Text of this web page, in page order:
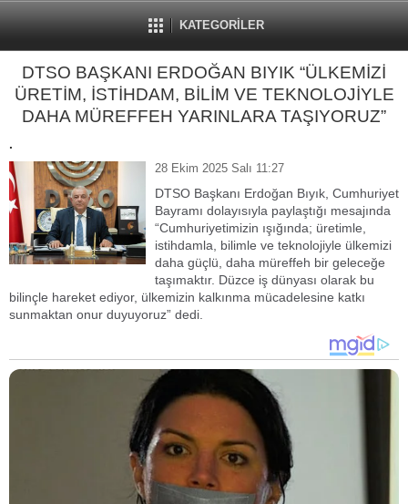
KATEGORİLER
DTSO BAŞKANI ERDOĞAN BIYIK “ÜLKEMİZİ
ÜRETİM, İSTİHDAM, BİLİM VE TEKNOLOJİYLE
DAHA MÜREFFEH YARINLARA TAŞIYORUZ”
.
28 Ekim 2025 Salı 11:27
DTSO Başkanı Erdoğan Bıyık, Cumhuriyet
Bayramı dolayısıyla paylaştığı mesajında
“Cumhuriyetimizin ışığında; üretimle,
istihdamla, bilimle ve teknolojiyle ülkemizi
daha güçlü, daha müreffeh bir geleceğe
taşımaktır. Düzce iş dünyası olarak bu
bilinçle hareket ediyor, ülkemizin kalkınma mücadelesine katkı
sunmaktan onur duyuyoruz” dedi.